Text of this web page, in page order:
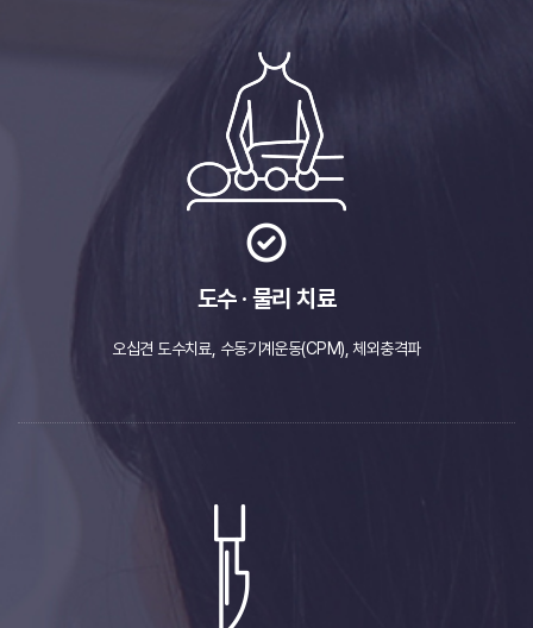
도수 · 물리 치료
오십견 도수치료, 수동기계운동(CPM), 체외충격파